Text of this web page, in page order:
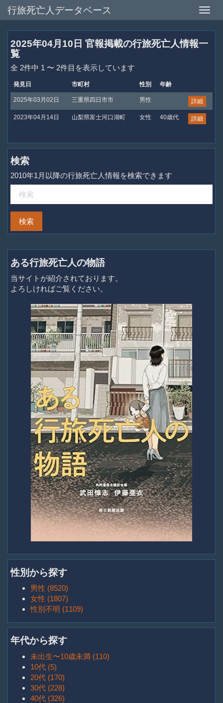
Toggle
行旅死亡人データベース
2025年04月10日 官報掲載の行旅死亡人情報一
覧
全 2件中 1 〜 2件目を表示しています
発見日 市町村 性別 年齢
2025年03月02日 三重県四日市市 男性 詳細
2023年04月14日 山梨県富士河口湖町 女性 40歳代 詳細
検索
2010年1月以降の行旅死亡人情報を検索できます
ある行旅死亡人の物語
当サイトが紹介されております。
よろしければご覧ください。
性別から探す
男性 (8520)
女性 (1807)
性別不明 (1109)
年代から探す
未出生〜10歳未満 (110)
10代 (5)
20代 (170)
30代 (228)
40代 (326)